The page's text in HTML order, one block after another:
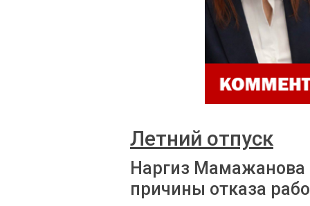
Летний отпуск
Наргиз Мамажанова
причины отказа